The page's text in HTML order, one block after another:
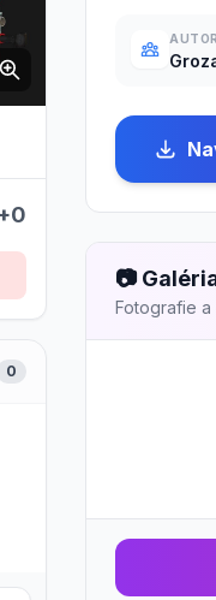
0
AUTOR
📷
Fotografie